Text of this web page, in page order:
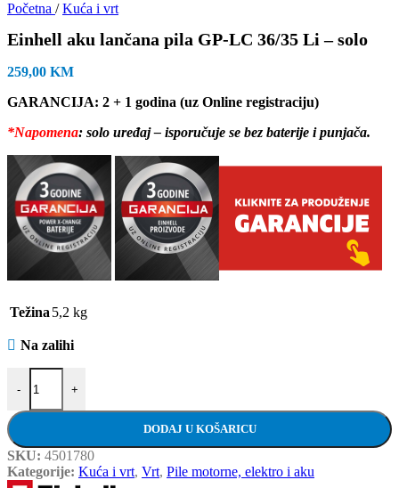
Početna / Kuća i vrt
Einhell aku lančana pila GP-LC 36/35 Li – solo
259,00 KM
GARANCIJA: 2 + 1 godina (uz Online registraciju)
*Napomena: solo uređaj – isporučuje se bez baterije i punjača.
Težina 5,2 kg
Na zalihi
-
Einhell aku lančana pila GP-LC 36/35 Li - solo količina
+
DODAJ U KOŠARICU
SKU: 4501780
Kategorije: Kuća i vrt, Vrt, Pile motorne, elektro i aku